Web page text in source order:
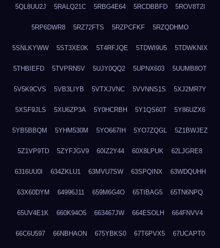
5QL8UU2J 5RALQ21C 5RBG4E64 5RCDBBFD 5ROV8T2I
5RP6DWR8 5RZ72FTS 5RZPCFKF 5RZQDHMO
5SNLKYWW 5ST3XE0K 5T4RFJQE 5TDWI9U5 5TDWKNIX
5THBIEFD 5TVPRN5V 5UJY0QQ2 5UPNX603 5UUMB8OT
5V5K9CVS 5VB3LIYB 5VTXJVNC 5VVNNS1S 5XJ2MR7Y
5XSF9JLS 5XU6ZP3A 5Y0HCRBH 5Y1QS60T 5Y86UZX6
5YB5BBQM 5YHM530M 5YO667IH 5YO7ZQGL 5Z1BWJEZ
5Z1VP9TD 5ZYFJGV9 60IZ2Y44 60X8LPUK 62LJGRE8
6316UU0I 634ZKLU1 63MVU7SW 63SPQINX 63WDQUHH
63X60DYM 64996J11 659M6G4O 65TIBAG5 65TN6NPQ
65UV4E1K 660K94O5 663467JW 664ESOLH 664FNVV4
66C6U597 66NBHAON 675YBKS0 67T6PVX5 67UCAPT0